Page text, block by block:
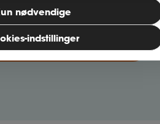
indstillinger
nødvendige